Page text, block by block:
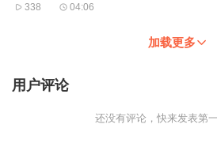
338 04:06
加载更多
用户评论
还没有评论，快来发表第